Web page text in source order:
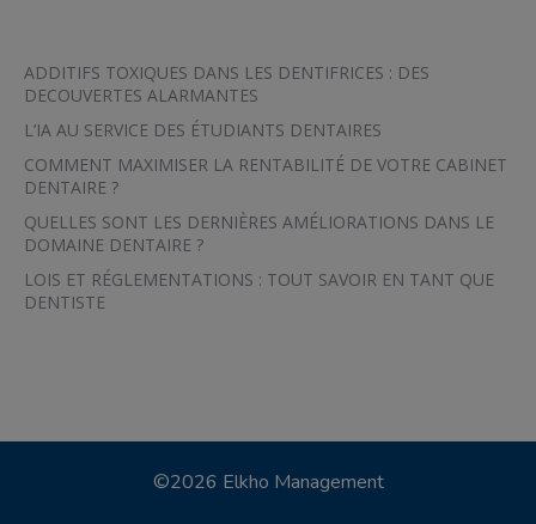
ADDITIFS TOXIQUES DANS LES DENTIFRICES : DES
DECOUVERTES ALARMANTES
L’IA AU SERVICE DES ÉTUDIANTS DENTAIRES
COMMENT MAXIMISER LA RENTABILITÉ DE VOTRE CABINET
DENTAIRE ?
QUELLES SONT LES DERNIÈRES AMÉLIORATIONS DANS LE
DOMAINE DENTAIRE ?
LOIS ET RÉGLEMENTATIONS : TOUT SAVOIR EN TANT QUE
DENTISTE
©2026 Elkho Management